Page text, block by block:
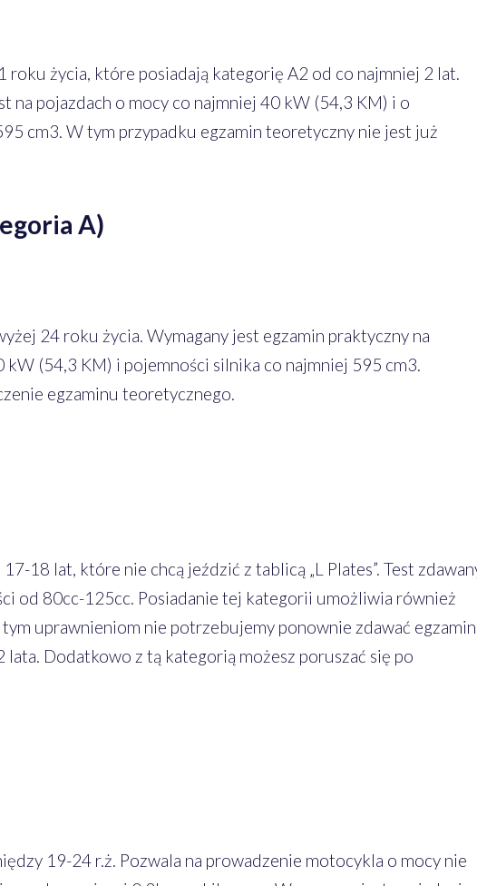
roku życia, które posiadają kategorię A2 od co najmniej 2 lat.
na pojazdach o mocy co najmniej 40 kW (54,3 KM) i o
cm3. W tym przypadku egzamin teoretyczny nie jest już
A)
24 roku życia. Wymagany jest egzamin praktyczny na
(54,3 KM) i pojemności silnika co najmniej 595 cm3.
egzaminu teoretycznego.
18 lat, które nie chcą jeździć z tablicą „L Plates”. Test
od 80cc-125cc. Posiadanie tej kategorii umożliwia również
uprawnieniom nie potrzebujemy ponownie zdawać
lata. Dodatkowo z tą kategorią możesz poruszać się po
19-24 r.ż. Pozwala na prowadzenie motocykla o mocy nie